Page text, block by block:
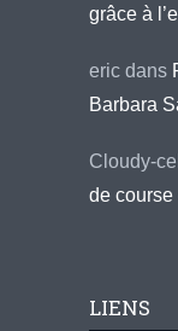
grâce à
eric dans
Barbara
Cloudy-
de
LIENS